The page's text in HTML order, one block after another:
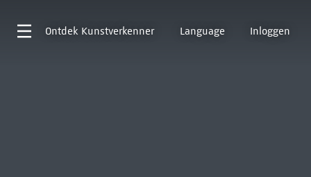
Ontdek Kunstverkenner Language Inloggen